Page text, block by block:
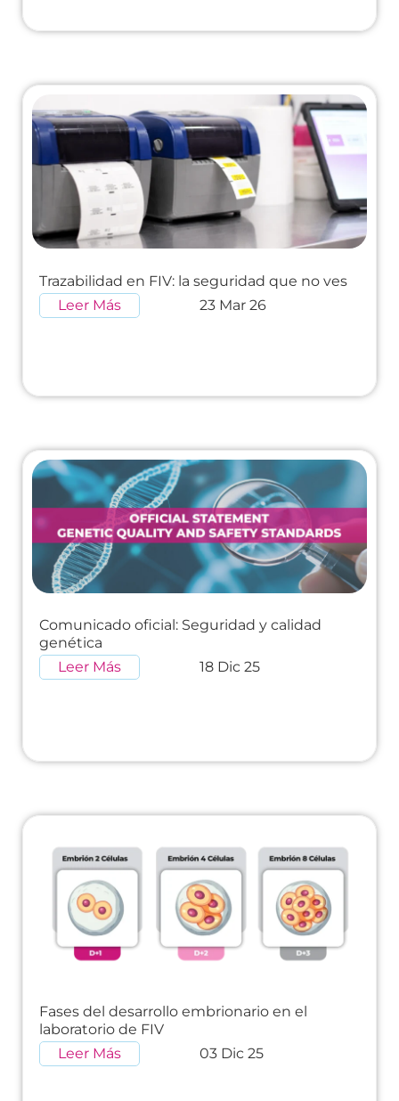
Trazabilidad en FIV: la seguridad que no ves
Leer Más
23 Mar 26
Comunicado oficial: Seguridad y calidad
genética
Leer Más
18 Dic 25
Fases del desarrollo embrionario en el
laboratorio de FIV
Leer Más
03 Dic 25